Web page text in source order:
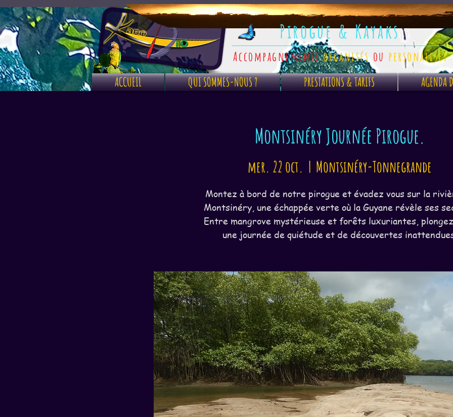
Pirogue & Kayaks
Accompagnementsorganisés ou personalisés
ACCUEIL QUI SOMMES-NOUS ? PRESTATIONS & TARIFS AGENDA
Montsinéry Journée Pirogue.
mer. 22 oct.
  |
Montsinéry-Tonnegrande
Montez à bord de notre pirogue et évadez vous sur la
Montsinéry, une échappée verte où la Guyane révèle ses
Entre mangrove mystérieuse et forêts luxuriantes,
une journée de quiétude et de découvertes